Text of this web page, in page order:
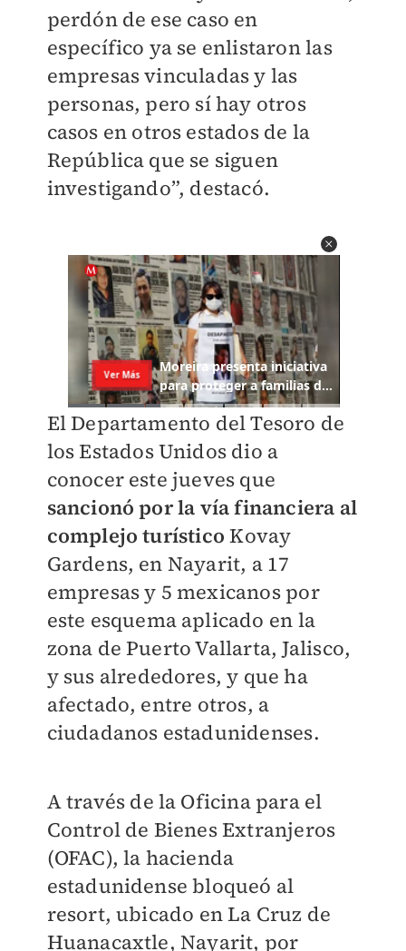
perdón de ese caso en
específico ya se enlistaron las
empresas vinculadas y las
personas, pero sí hay otros
casos en otros estados de la
República que se siguen
investigando”, destacó.
El Departamento del Tesoro de
los Estados Unidos dio a
conocer este jueves que
sancionó por la vía financiera al
complejo turístico Kovay
Gardens, en Nayarit, a 17
empresas y 5 mexicanos por
este esquema aplicado en la
zona de Puerto Vallarta, Jalisco,
y sus alrededores, y que ha
afectado, entre otros, a
ciudadanos estadunidenses.
A través de la Oficina para el
Control de Bienes Extranjeros
(OFAC), la hacienda
estadunidense bloqueó al
resort, ubicado en La Cruz de
Huanacaxtle, Nayarit, por